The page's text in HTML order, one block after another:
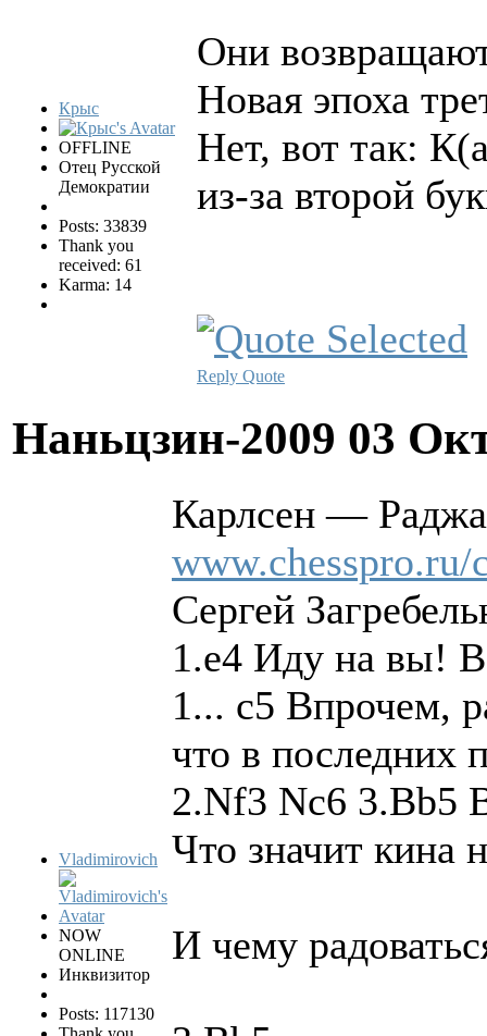
Крыс
OFFLINE
Отец Русской
Демократии
Posts: 33839
Thank you
received: 61
Karma: 14
Они
Новая эпоха
Нет, вот так:
из-за второй
Reply Quote
Наньцзин-2009 03
Vladimirovich
NOW
ONLINE
Инквизитор
Posts: 117130
Карлсен —
Сергей
1.e4 Иду на вы!
1... c5 Впрочем,
что в последних
2.Nf3 Nc6 3.Bb5
Что значит кина
И чему